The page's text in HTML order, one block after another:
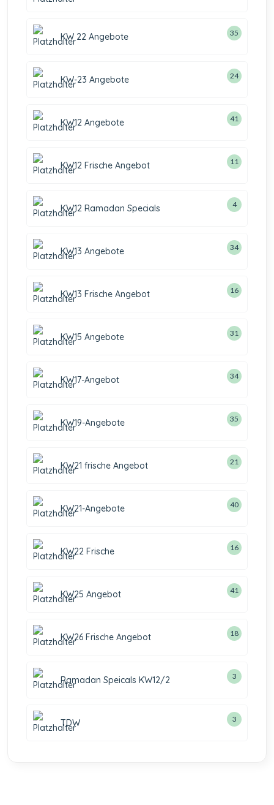
KW 22 Angebote 35
KW-23 Angebote 24
KW12 Angebote 41
KW12 Frische Angebot 11
KW12 Ramadan Specials 4
KW13 Angebote 34
KW13 Frische Angebot 16
KW15 Angebote 31
KW17-Angebot 34
KW19-Angebote 35
KW21 frische Angebot 21
KW21-Angebote 40
KW22 Frische 16
KW25 Angebot 41
KW26 Frische Angebot 18
Ramadan Speicals KW12/2 3
TDW 3